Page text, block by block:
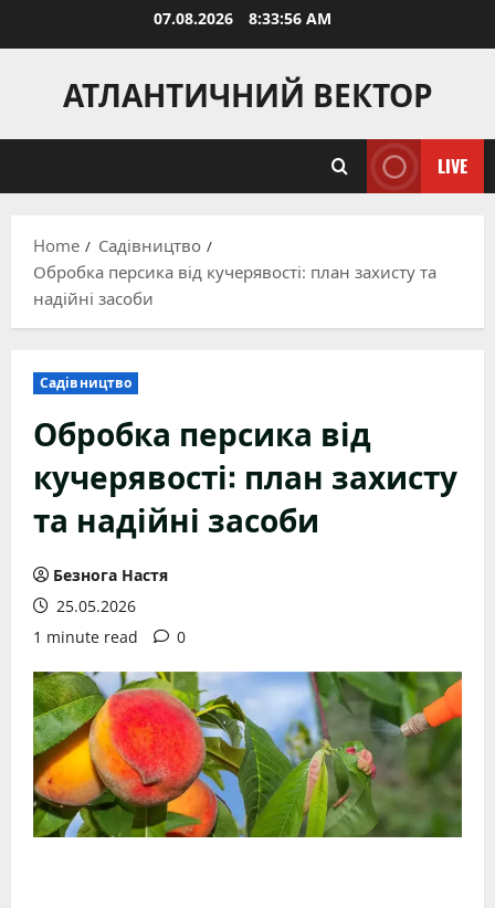
07.08.2026 8:33:57 AM
АТЛАНТИЧНИЙ ВЕКТОР
LIVE
Home
Садівництво
Обробка персика від кучерявості: план захисту та
надійні засоби
Садівництво
Обробка персика від
кучерявості: план захисту
та надійні засоби
Безнога Настя
25.05.2026
1 minute read
0